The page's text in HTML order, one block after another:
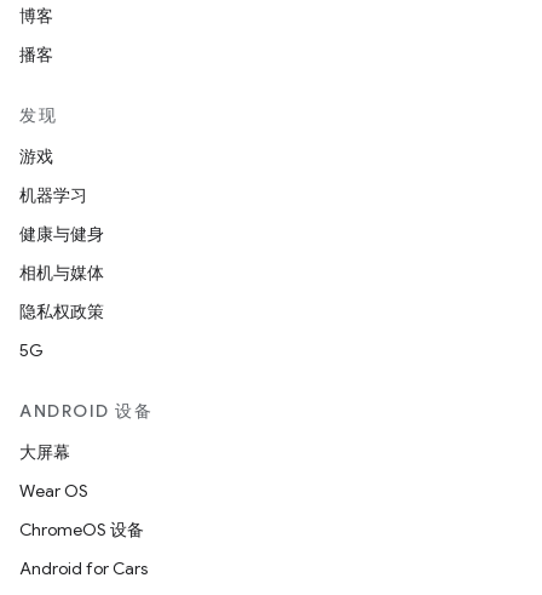
博客
播客
发现
游戏
机器学习
健康与健身
相机与媒体
隐私权政策
5G
ANDROID 设备
大屏幕
Wear OS
ChromeOS 设备
Android for Cars